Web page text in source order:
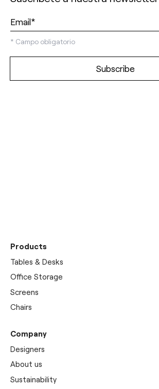
* Campo obligatorio
Products
Tables & Desks
Office Storage
Screens
Chairs
Company
Designers
About us
Sustainability